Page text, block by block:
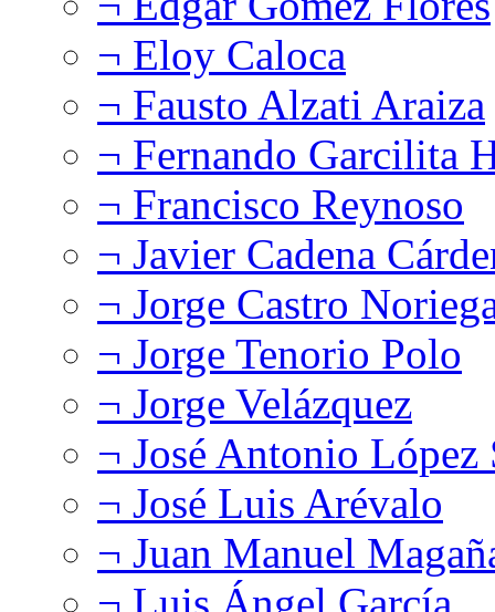
¬ Eloy Caloca
¬ Fausto Alzati Araiza
¬ Fernando Garcilita
¬ Francisco Reynoso
¬ Javier Cadena
¬ Jorge Castro
¬ Jorge Tenorio Polo
¬ Jorge Velázquez
¬ José Antonio López
¬ José Luis Arévalo
¬ Juan Manuel
¬ Luis Ángel García